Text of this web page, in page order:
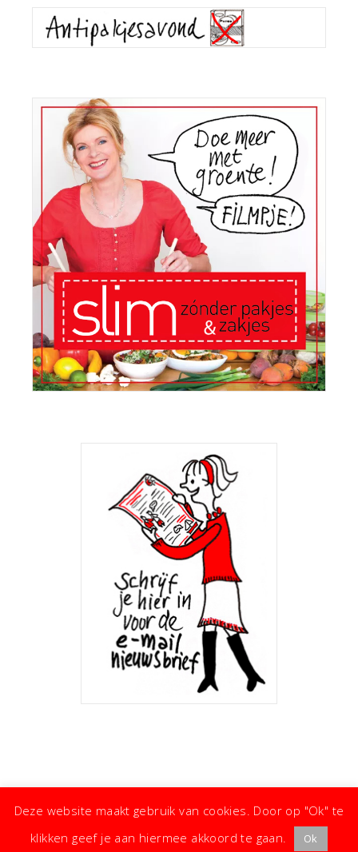
Deze website maakt gebruik van cookies. Door op "Ok" te
klikken geef je aan hiermee akkoord te gaan.
Ok